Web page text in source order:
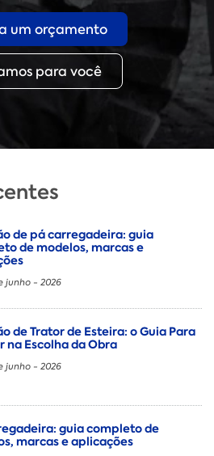
um orçamento
para você
de pá carregadeira: guia
de modelos, marcas e
junho - 2026
de Trator de Esteira: o Guia Para
na Escolha da Obra
junho - 2026
guia completo de
marcas e aplicações